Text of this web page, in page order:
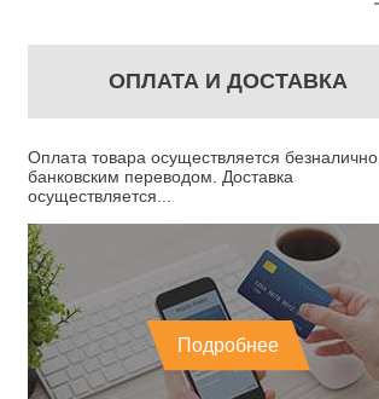
ОПЛАТА И ДОСТАВКА
Оплата товара осуществляется безналично,
банковским переводом. Доставка
осуществляется...
Подробнее